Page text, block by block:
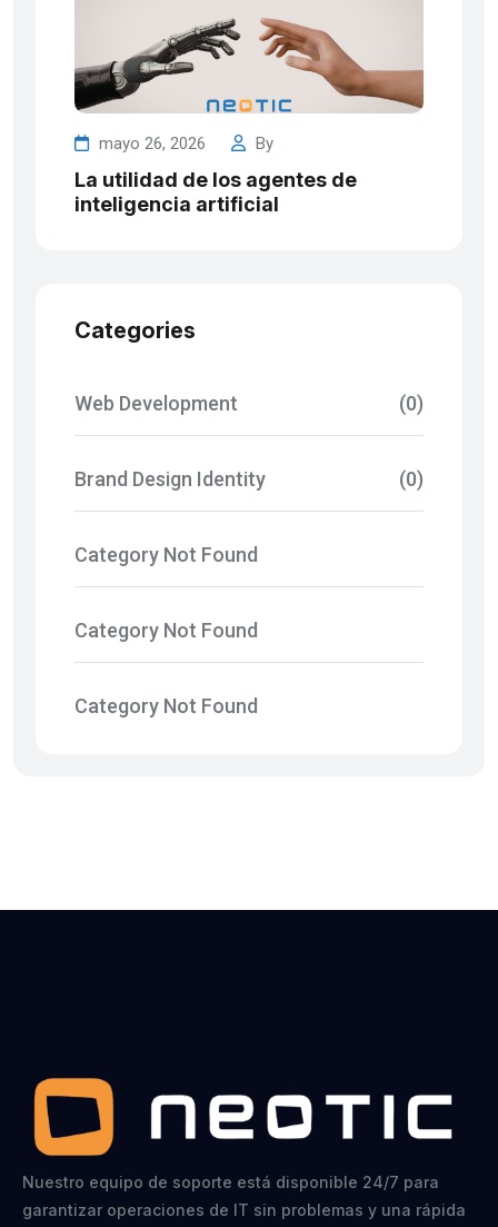
mayo 26, 2026 By
La utilidad de los agentes de
inteligencia artificial
Categories
Web Development (0)
Brand Design Identity (0)
Category Not Found
Category Not Found
Category Not Found
Nuestro equipo de soporte está disponible 24/7 para
garantizar operaciones de IT sin problemas y una rápida